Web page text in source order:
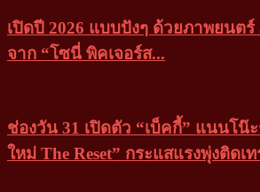
เปิดปี 2026 แบบปังๆ ด้วยภาพยนตร์
จาก “โซนี่ พิคเจอร์ส...
ช่องวัน 31 เปิดตัว “เบ็คกี้” แนนโน๊
ใหม่ The Reset” กระแสแรงพุ่งติดเ